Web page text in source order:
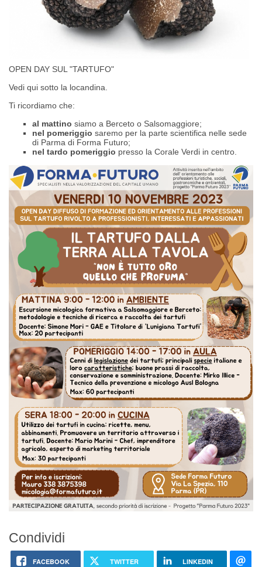
OPEN DAY SUL "TARTUFO"
Vedi qui sotto la locandina.
Ti ricordiamo che:
al mattino siamo a Berceto o Salsomaggiore;
nel pomeriggio saremo per la parte scientifica nelle sede
di Parma di Forma Futuro;
nel tardo pomeriggio presso la Corale Verdi in centro.
Condividi
FACEBOOK TWITTER LINKEDIN